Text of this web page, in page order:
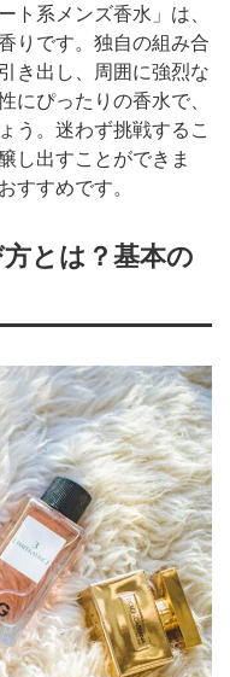
ト系メンズ香水」は、
りです。独自の組み合
き出し、周囲に強烈な
にぴったりの香水で、
う。迷わず挑戦するこ
し出すことができま
すすめです。
とは？基本の